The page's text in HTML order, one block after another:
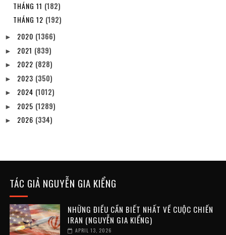
THÁNG 11 (182)
THÁNG 12 (192)
► 2020 (1366)
► 2021 (839)
► 2022 (828)
► 2023 (350)
► 2024 (1012)
► 2025 (1289)
► 2026 (334)
TÁC GIẢ NGUYỄN GIA KIỂNG
NHỮNG ĐIỀU CẦN BIẾT NHẤT VỀ CUỘC CHIẾN
IRAN (NGUYỄN GIA KIỂNG)
APRIL 13, 2026